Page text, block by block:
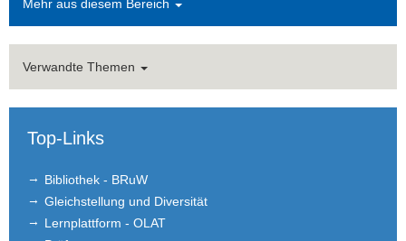
Lidia Cruces, Ph.D.
Dr. Johannes Gönsch
Dr. Friederike Köhler-Geib
Davide Marco Difino
Mehr aus diesem Bereich
Verwandte Themen
Top-Links
Bibliothek - BRuW
Gleichstellung und Diversität
Lernplattform - OLAT